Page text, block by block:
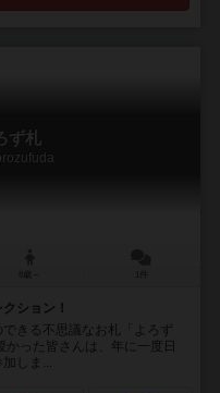
ず札
ション！
きる不思議なお札「よろず
った皆さんは、年に一度日
しま...